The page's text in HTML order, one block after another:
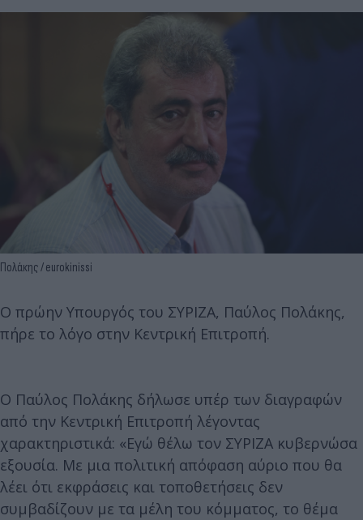
Πολάκης / eurokinissi
Ο πρώην Υπουργός του ΣΥΡΙΖΑ, Παύλος Πολάκης,
πήρε το λόγο στην Κεντρική Επιτροπή.
Ο Παύλος Πολάκης δήλωσε υπέρ των διαγραφών
από την Κεντρική Επιτροπή λέγοντας
χαρακτηριστικά: «Εγώ θέλω τον ΣΥΡΙΖΑ κυβερνώσα
εξουσία. Με μια πολιτική απόφαση αύριο που θα
λέει ότι εκφράσεις και τοποθετήσεις δεν
συμβαδίζουν με τα μέλη του κόμματος, το θέμα